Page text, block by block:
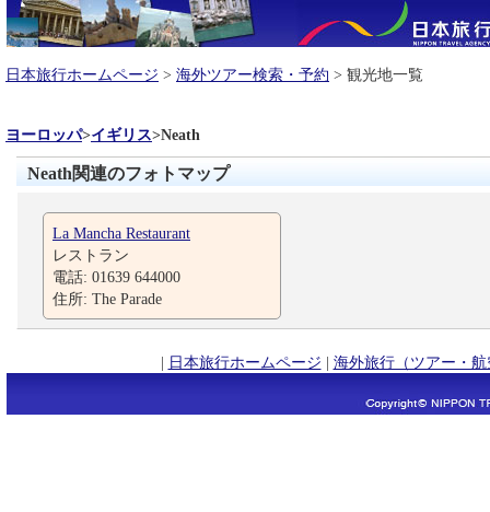
日本旅行ホームページ > 海外ツアー検索・予約 > 観光地一覧
ヨーロッパ>イギリス>Neath
Neath関連のフォトマップ
La Mancha Restaurant
レストラン
電話: 01639 644000
住所: The Parade
| 日本旅行ホームページ | 海外旅行（ツアー・航